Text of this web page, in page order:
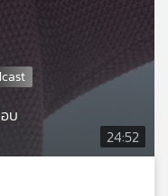
24:52
บ